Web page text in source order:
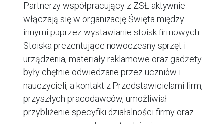
Partnerzy współpracujący z ZSŁ aktywnie
włączają się w organizację Święta między
innymi poprzez wystawianie stoisk firmowych.
Stoiska prezentujące nowoczesny sprzęt i
urządzenia, materiały reklamowe oraz gadżety
były chętnie odwiedzane przez uczniów i
nauczycieli, a kontakt z Przedstawicielami firm,
przyszłych pracodawców, umożliwiał
przybliżenie specyfiki działalności firmy oraz